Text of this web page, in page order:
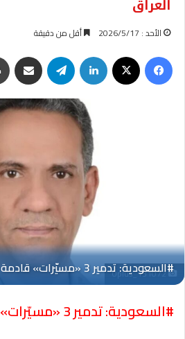
العراق
الأحد : 2026/5/17 أقل من دقيقة
فيسبوك لينكدإن تيلقرام مشاركة
Oplus_131072
#السعودية: تدمير 3 «مسيّرات» قادمة من العراق